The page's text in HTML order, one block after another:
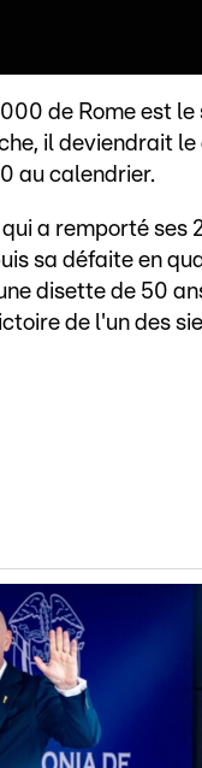
de Rome est
il deviendrait le
au calendrier.
qui a remporté
sa défaite en
disette de 50
de l'un des